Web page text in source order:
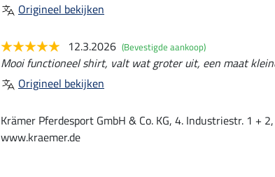
Origineel bekijken
12.3.2026 (Bevestigde aankoop)
Mooi functioneel shirt, valt wat groter uit, een maat
Origineel bekijken
Krämer Pferdesport GmbH & Co. KG, 4. Industriestr. 1 +
www.kraemer.de